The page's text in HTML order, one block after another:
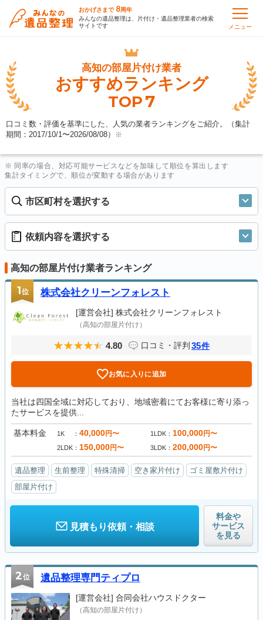
おかげさまで 8周年
みんなの遺品整理は、片付け・遺品整理業者の検索
サイトです
メニュー
高知の部屋片付け業者
おすすめランキング
TOP7
口コミ数・評価を基準にした、人気の業者ランキングをご紹介。（集計
期間：2017/10/1〜2026/08/08） ※
※ 同率の場合、対応可能サービスなどを加味して順位を算出します
集計タイミングで、順位が変動する場合があります
市区町村を選択する
依頼内容を選択する
高知の部屋片付け業者ランキング
1位 株式会社クリーンフォレスト
[運営会社] 株式会社クリーンフォレスト
（高知の部屋片付け）
4.80 口コミ・評判 35件
お気に入りに追加
当社は四国全域に対応しており、地域密着にてお客様に寄り添っ
たサービスを提供...
基本料金 1K 40,000円〜 1LDK 100,000円〜
2LDK 150,000円〜 3LDK 200,000円〜
遺品整理 生前整理 特殊清掃 空き家片付け
ゴミ屋敷片付け
部屋片付け
見積もり依頼・相談
料金や
サービス
を見る
2位 遺品整理専門ティプロ
[運営会社] 合同会社ハウスドクター
（高知の部屋片付け）